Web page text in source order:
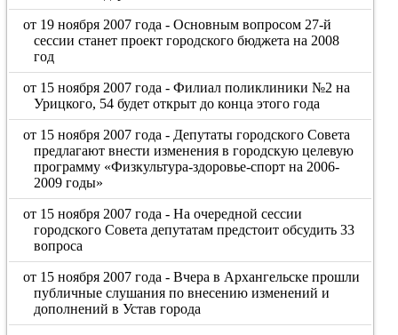
от 19 ноября 2007 года - Основным вопросом 27-й
сессии станет проект городского бюджета на 2008
год
от 15 ноября 2007 года - Филиал поликлиники №2 на
Урицкого, 54 будет открыт до конца этого года
от 15 ноября 2007 года - Депутаты городского Совета
предлагают внести изменения в городскую целевую
программу «Физкультура-здоровье-спорт на 2006-
2009 годы»
от 15 ноября 2007 года - На очередной сессии
городского Совета депутатам предстоит обсудить 33
вопроса
от 15 ноября 2007 года - Вчера в Архангельске прошли
публичные слушания по внесению изменений и
дополнений в Устав города